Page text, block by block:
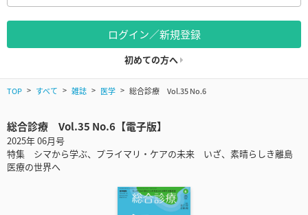
ログイン／新規登録
初めての方へ
TOP すべて 雑誌 医学 総合診療 Vol.35 No.6
総合診療 Vol.35 No.6【電子版】
2025年 06月号
特集 シマから学ぶ、プライマリ・ケアの未来 いざ、素晴らしき離島
医療の世界へ